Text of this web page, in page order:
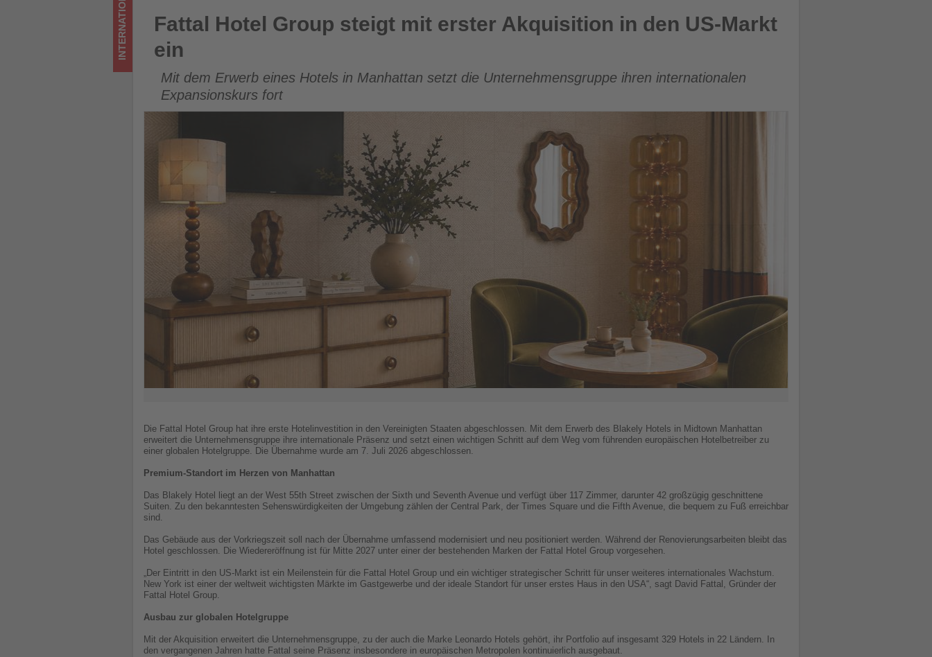
Fattal Hotel Group steigt mit erster Akquisition in den US-Markt ein
INTERNATIONAL
Fattal Hotel Group steigt mit erster Akquisition in den US-Markt
ein
Mit dem Erwerb eines Hotels in Manhattan setzt die Unternehmensgruppe ihren internationalen
Expansionskurs fort
Die Fattal Hotel Group hat ihre erste Hotelinvestition in den Vereinigten Staaten abgeschlossen. Mit dem Erwerb des Blakely Hotels in Midtown Manhattan
erweitert die Unternehmensgruppe ihre internationale Präsenz und setzt einen wichtigen Schritt auf dem Weg vom führenden europäischen Hotelbetreiber zu
einer globalen Hotelgruppe. Die Übernahme wurde am 7. Juli 2026 abgeschlossen.
Premium-Standort im Herzen von Manhattan
Das Blakely Hotel liegt an der West 55th Street zwischen der Sixth und Seventh Avenue und verfügt über 117 Zimmer, darunter 42 großzügig geschnittene
Suiten. Zu den bekanntesten Sehenswürdigkeiten der Umgebung zählen der Central Park, der Times Square und die Fifth Avenue, die bequem zu Fuß erreichbar
sind.
Das Gebäude aus der Vorkriegszeit soll nach der Übernahme umfassend modernisiert und neu positioniert werden. Während der Renovierungsarbeiten bleibt das
Hotel geschlossen. Die Wiedereröffnung ist für Mitte 2027 unter einer der bestehenden Marken der Fattal Hotel Group vorgesehen.
„Der Eintritt in den US-Markt ist ein Meilenstein für die Fattal Hotel Group und ein wichtiger strategischer Schritt für unser weiteres internationales Wachstum.
New York ist einer der weltweit wichtigsten Märkte im Gastgewerbe und der ideale Standort für unser erstes Haus in den USA“, sagt David Fattal, Gründer der
Fattal Hotel Group.
Ausbau zur globalen Hotelgruppe
Mit der Akquisition erweitert die Unternehmensgruppe, zu der auch die Marke Leonardo Hotels gehört, ihr Portfolio auf insgesamt 329 Hotels in 22 Ländern. In
den vergangenen Jahren hatte Fattal seine Präsenz insbesondere in europäischen Metropolen kontinuierlich ausgebaut.